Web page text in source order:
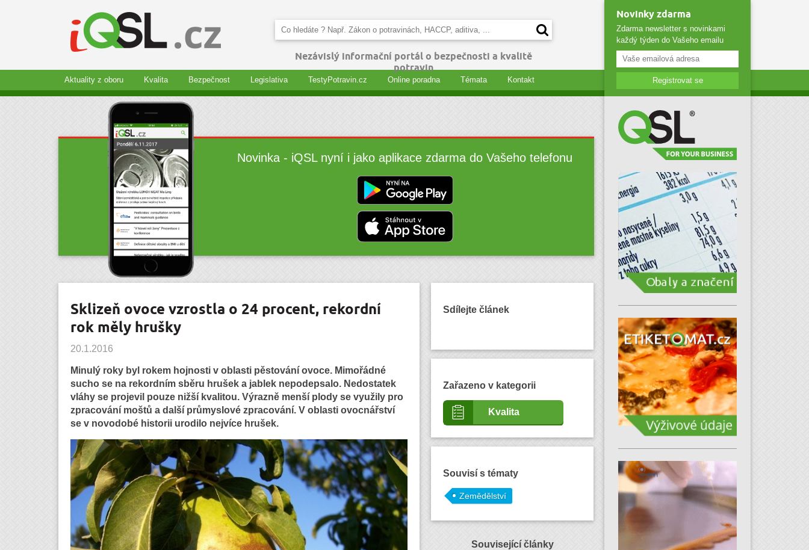
Nezávislý informační portál o bezpečnosti a kvalitě
potravin
Aktuality z oboru Kvalita Bezpečnost Legislativa TestyPotravin.cz Online poradna Témata Kontakt
Novinka - iQSL nyní i jako aplikace zdarma do Vašeho telefonu
Sklizeň ovoce vzrostla o 24 procent, rekordní
rok měly hrušky
20.1.2016
Minulý roky byl rokem hojnosti v oblasti pěstování ovoce. Mimořádné
sucho se na rekordním sběru hrušek a jablek nepodepsalo. Nedostatek
vláhy se projevil pouze nižší kvalitou. Výrazně menší plody se využily pro
zpracování moštů a další průmyslové zpracování. V oblasti ovocnářství
se v novodobé historii urodilo nejvíce hrušek.
Sdílejte článek
Zařazeno v kategorii
Kvalita
Souvisí s tématy
Zemědělství
Související články
Novinky zdarma
Zdarma newsletter s novinkami
každý týden do Vašeho emailu
Registrovat se